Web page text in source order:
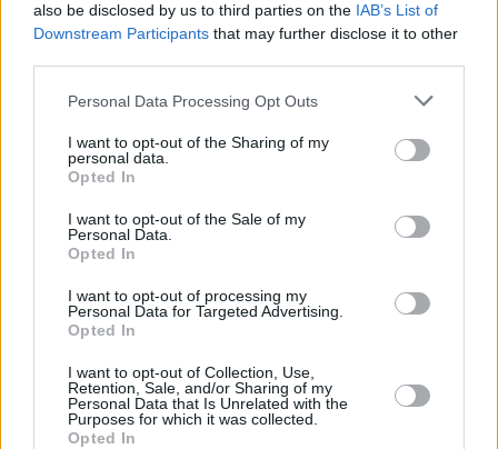
also be disclosed by us to third parties on the IAB’s List of
Downstream Participants that may further disclose it to other
Please note that this website/app uses one or more Google
not limited to your visit or usage behaviour. You may click to
grant or deny consent to Google and its third-party tags to
use your data for below specified purposes in below Google
consent section.
Personal Data Processing Opt Outs
I want to opt-out of the Sharing of my
personal data.
Opted In
I want to opt-out of the Sale of my
Personal Data.
Opted In
I want to opt-out of processing my
Personal Data for Targeted Advertising.
Opted In
I want to opt-out of Collection, Use,
Retention, Sale, and/or Sharing of my
Personal Data that Is Unrelated with the
Purposes for which it was collected.
Opted In
Η «φοιτητική ομάδα Ρουβίκωνα» έτοιμη για το
Τετάρτης, στην αίθουσα 516 τους φοιτητές και
καταφέρεται εναντίον της κοσμητείας και των
δραστηριότητά τους στη Φιλοσοφική
23.10.2018, 19:33 2